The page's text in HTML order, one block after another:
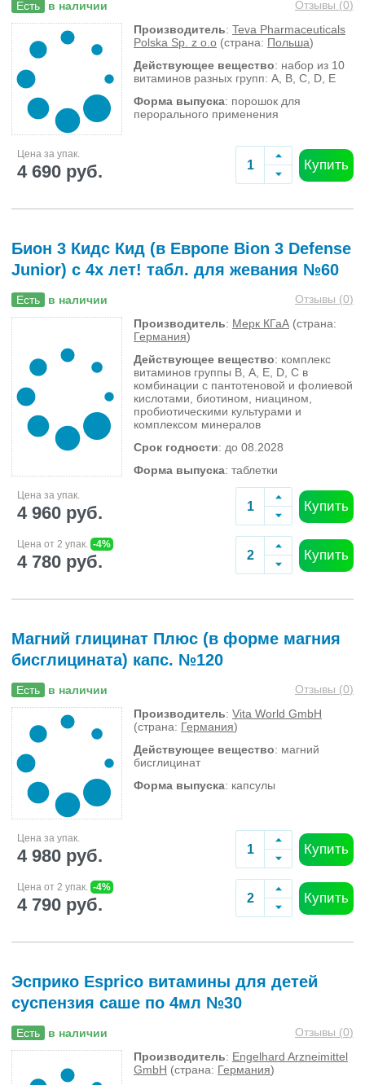
Есть в наличии Отзывы (0)
Производитель: Teva Pharmaceuticals
Polska Sp. z o.o (страна: Польша)
Действующее вещество: набор из 10
витаминов разных групп: A, B, C, D, E
Форма выпуска: порошок для
перорального применения
Цена за упак.
4 690 руб. Купить
Бион 3 Кидс Кид (в Европе Bion 3 Defense
Junior) с 4х лет! табл. для жевания №60
Есть в наличии Отзывы (0)
Производитель: Мерк КГаА (страна:
Германия)
Действующее вещество: комплекс
витаминов группы В, А, Е, D, С в
комбинации с пантотеновой и фолиевой
кислотами, биотином, ниацином,
пробиотическими культурами и
комплексом минералов
Срок годности: до 08.2028
Форма выпуска: таблетки
Цена за упак.
4 960 руб. Купить
Цена от 2 упак. -4%
4 780 руб. Купить
Магний глицинат Плюс (в форме магния
бисглицината) капс. №120
Есть в наличии Отзывы (0)
Производитель: Vita World GmbH
(страна: Германия)
Действующее вещество: магний
бисглицинат
Форма выпуска: капсулы
Цена за упак.
4 980 руб. Купить
Цена от 2 упак. -4%
4 790 руб. Купить
Эсприко Esprico витамины для детей
суспензия саше по 4мл №30
Есть в наличии Отзывы (0)
Производитель: Engelhard Arzneimittel
GmbH (страна: Германия)